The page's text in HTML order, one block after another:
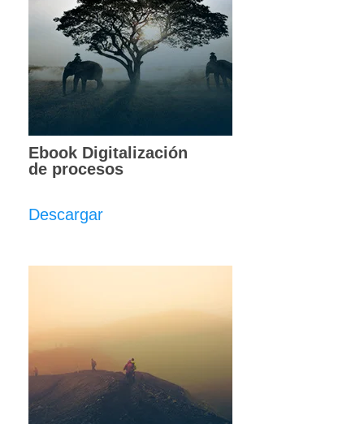
Ebook Digitalización
de procesos
Descargar